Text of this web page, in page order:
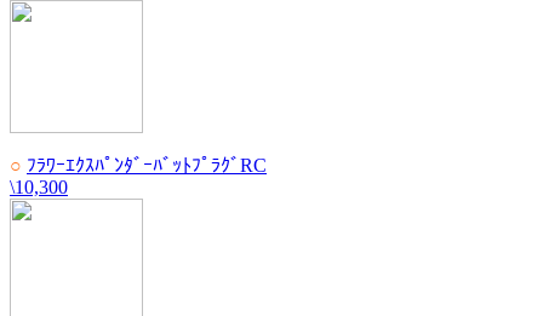
○ ﾌﾗﾜｰｴｸｽﾊﾟﾝﾀﾞｰﾊﾞｯﾄﾌﾟﾗｸﾞRC
\10,300